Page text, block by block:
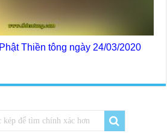
Thiền tông ngày 24/03/2020